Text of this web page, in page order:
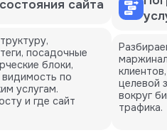
сайта
посадочные
блоки,
по
услугам.
и где сайт
целевой
вокруг
трафика.